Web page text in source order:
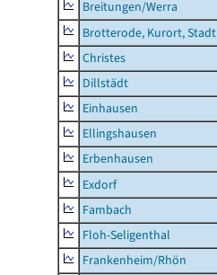
Breitungen/Werra
Brotterode, Kurort, Stadt
Christes
Dillstädt
Einhausen
Ellingshausen
Erbenhausen
Exdorf
Fambach
Floh-Seligenthal
Frankenheim/Rhön